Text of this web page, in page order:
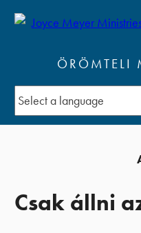
ÖRÖMTELI
Csak állni